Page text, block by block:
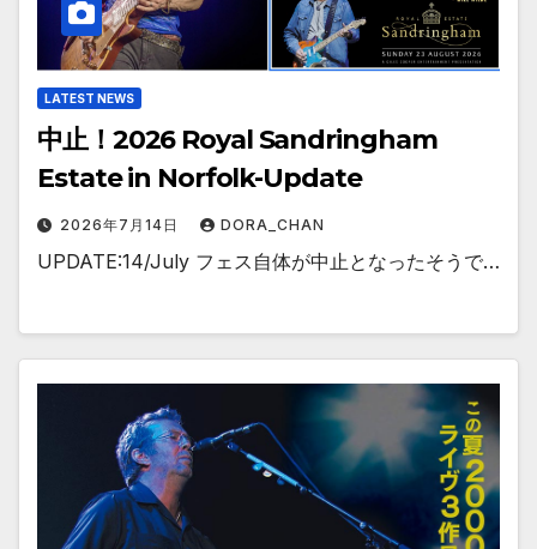
LATEST NEWS
中止！2026 Royal Sandringham
Estate in Norfolk-Update
2026年7月14日 DORA_CHAN
UPDATE:14/July フェス自体が中止となったそうで…